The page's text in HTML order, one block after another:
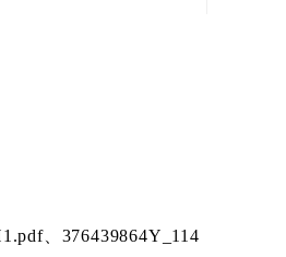
、376439864Y_114